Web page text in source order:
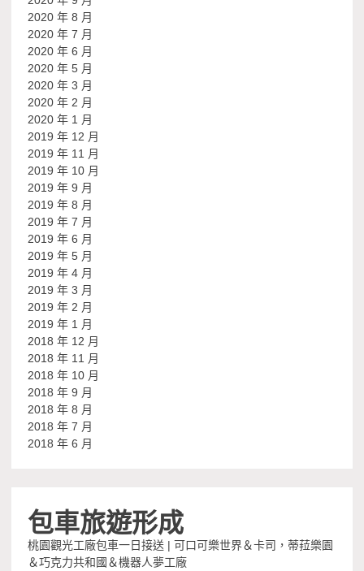
2020 年 8 月
2020 年 7 月
2020 年 6 月
2020 年 5 月
2020 年 3 月
2020 年 2 月
2020 年 1 月
2019 年 12 月
2019 年 11 月
2019 年 10 月
2019 年 9 月
2019 年 8 月
2019 年 7 月
2019 年 6 月
2019 年 5 月
2019 年 4 月
2019 年 3 月
2019 年 2 月
2019 年 1 月
2018 年 12 月
2018 年 11 月
2018 年 10 月
2018 年 9 月
2018 年 8 月
2018 年 7 月
2018 年 6 月
包車旅遊形成
桃園觀光工廠包車一日接送 | 可口可樂世界＆卡司，蒂菈樂園
＆巧克力共和國＆機器人夢工廠